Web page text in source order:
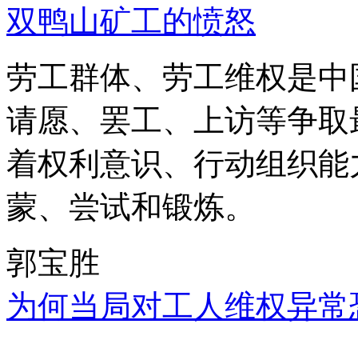
双鸭山矿工的愤怒
劳工群体、劳工维权是
请愿、罢工、上访等争
着权利意识、行动组织
蒙、尝试和锻炼。
郭宝胜
为何当局对工人维权异